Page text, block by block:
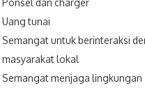
Uang tunai
Semangat untuk berinteraksi
masyarakat lokal
Semangat menjaga lingkungan